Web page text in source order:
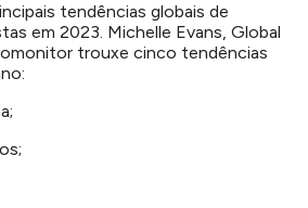
tendências globais de
em 2023. Michelle Evans, Global
trouxe cinco tendências